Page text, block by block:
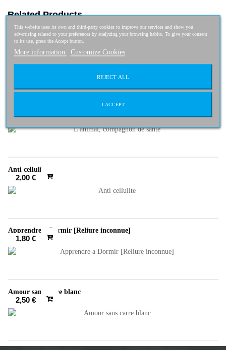
Related Products
PITCHOUNETS. : De la naissance à la petite...
1,50 €
3,00 €
Anti cellulite
2,00 €
Apprendre a Dormir [Reliure inconnue]
1,80 €
Amour sans carre blanc
2,50 €
This website uses its own and third-party cookies to improve our services and show you
advertising related to your preferences by analyzing your browsing habits. To give your consent
to its use, press the Accept button.
More information Customize Cookies
REJECT ALL
I ACCEPT